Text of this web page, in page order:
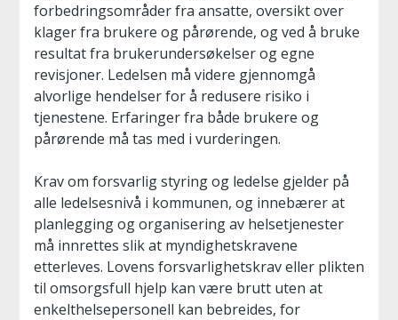
forbedringsområder fra ansatte, oversikt over
klager fra brukere og pårørende, og ved å bruke
resultat fra brukerundersøkelser og egne
revisjoner. Ledelsen må videre gjennomgå
alvorlige hendelser for å redusere risiko i
tjenestene. Erfaringer fra både brukere og
pårørende må tas med i vurderingen.
Krav om forsvarlig styring og ledelse gjelder på
alle ledelsesnivå i kommunen, og innebærer at
planlegging og organisering av helsetjenester
må innrettes slik at myndighetskravene
etterleves. Lovens forsvarlighetskrav eller plikten
til omsorgsfull hjelp kan være brutt uten at
enkelthelsepersonell kan bebreides, for